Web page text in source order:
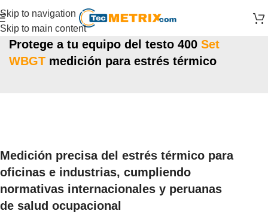
Skip to navigation
Skip to main content
Protege a tu equipo del testo 400 Set
WBGT medición para estrés térmico
Medición precisa del estrés térmico para
oficinas e industrias, cumpliendo
normativas internacionales y peruanas
de salud ocupacional